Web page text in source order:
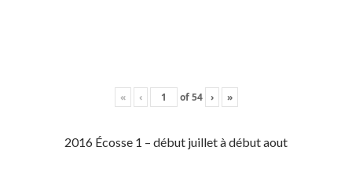
« ‹ of54 › »
2016 Écosse 1 – début juillet à début aout